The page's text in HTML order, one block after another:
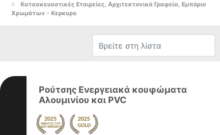
Κατασκευαστικές Εταιρείες, Αρχιτεκτονικά Γραφεία, Εμπόριο
Χρωμάτων - Κερκυρα
Ρούτσης Ενεργειακά κουφώματα
Αλουμινίου και PVC